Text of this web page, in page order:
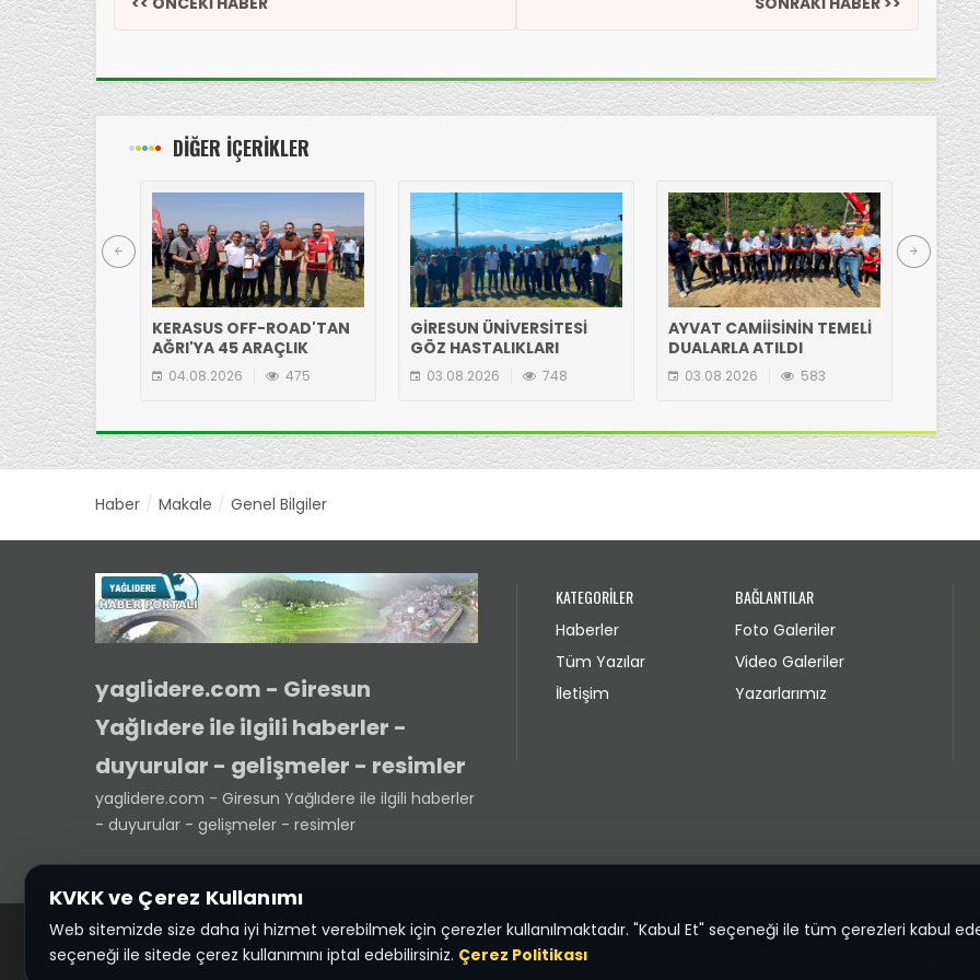
KVKK ve Çerez Kullanımı
Web sitemizde size daha iyi hizmet verebilmek için çerezler kullanılmaktadır. "Kabul Et" seçeneği ile tüm çerezleri kabul
seçeneği ile sitede çerez kullanımını iptal edebilirsiniz. Çerez Politikası
DİĞER İÇERİKLER
KERASUS OFF-ROAD'TAN
AĞRI'YA 45 ARAÇLIK
ÇIKARMA!
04.08.2026 475
GİRESUN ÜNİVERSİTESİ
GÖZ HASTALIKLARI
EKİBİNDEN GÖLYANI
YAYLASI'NIA ZİYARET
03.08.2026 748
AYVAT CAMİİSİNİN TEMELİ
DUALARLA ATILDI
03.08.2026 583
ETTİ
Haber Makale Genel Bilgiler
yaglidere.com - Giresun
Yağlıdere ile ilgili haberler -
duyurular - gelişmeler - resimler
yaglidere.com - Giresun Yağlıdere ile ilgili haberler
- duyurular - gelişmeler - resimler
KATEGORİLER
Haberler
Tüm Yazılar
İletişim
BAĞLANTILAR
Foto Galeriler
Video Galeriler
Yazarlarımız
Yaglidere.COM